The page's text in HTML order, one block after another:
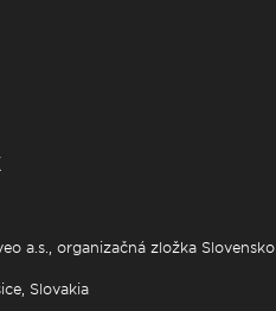
a.s., organizačná zložka Slovensko
Slovakia